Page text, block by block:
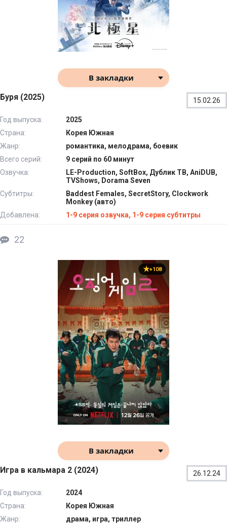
В закладки
Буря (2025) 15.02.26
Год выпуска:
2025
Страна:
Корея Южная
Жанр:
романтика, мелодрама, боевик
Всего серий:
9 серий по 60 минут
Озвучка:
LE-Production, SoftBox, Дублик ТВ, AniDUB,
TVShows, Dorama Seven
Субтитры:
Baddest Females, SecretStory, Clockwork
Monkey (авто)
Добавлена:
1-9 серия озвучка, 1-9 серия субтитры
22
+108
В закладки
Игра в кальмара 2 (2024) 26.12.24
Год выпуска:
2024
Страна:
Корея Южная
Жанр:
драма, игра, триллер